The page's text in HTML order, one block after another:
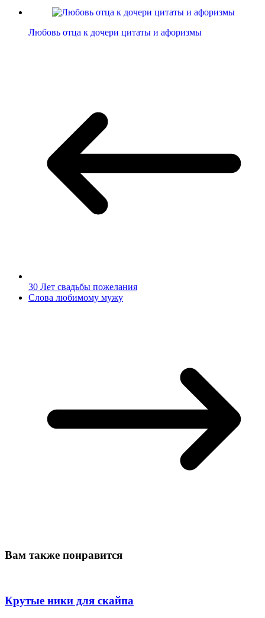
Любовь отца к дочери цитаты и афоризмы
30 Лет свадьбы пожелания
Слова любимому мужу
Вам также понравится
Крутые ники для скайпа